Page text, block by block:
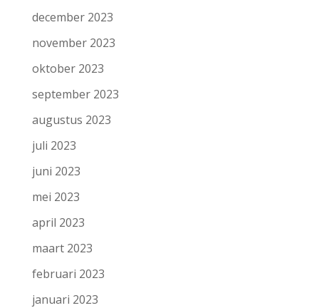
december 2023
november 2023
oktober 2023
september 2023
augustus 2023
juli 2023
juni 2023
mei 2023
april 2023
maart 2023
februari 2023
januari 2023